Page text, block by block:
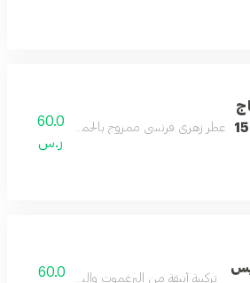
كلاسيك 15
عطر زهري فرنسي ممزوج بالحمضيات لإطلالة
60.0
ر.س
تركيبة أنيقة من البرغموت والياسمين تنتهي
60.0